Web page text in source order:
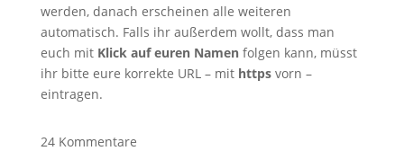
werden, danach erscheinen alle weiteren
automatisch. Falls ihr außerdem wollt, dass man
euch mit Klick auf euren Namenfolgen kann, müsst
ihr bitte eure korrekte URL – mit httpsvorn –
eintragen.
24Kommentare